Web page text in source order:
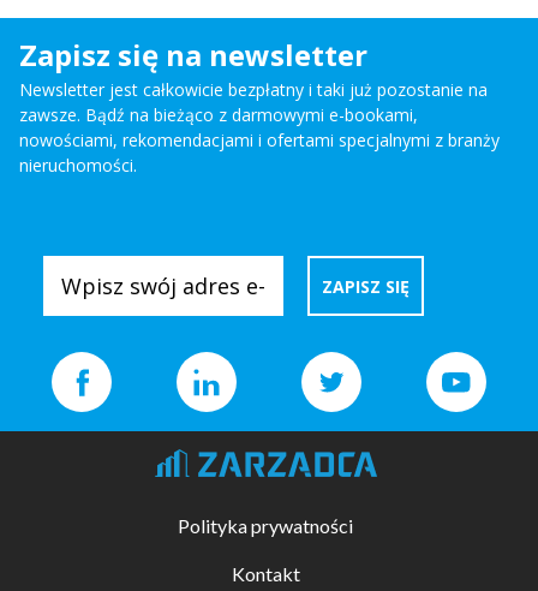
Zapisz się na newsletter
Newsletter jest całkowicie bezpłatny i taki już pozostanie na
zawsze. Bądź na bieżąco z darmowymi e-bookami,
nowościami, rekomendacjami i ofertami specjalnymi z branży
nieruchomości.
Polityka prywatności
Kontakt